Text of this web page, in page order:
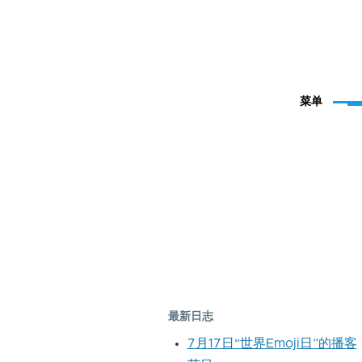
菜单
最新日志
7月17日“世界Emoji日”的播客